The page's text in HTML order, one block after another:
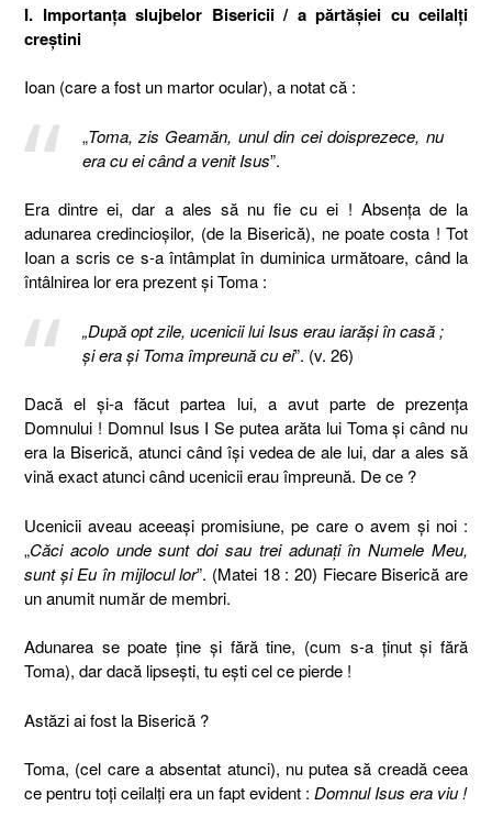
I. Importanţa slujbelor Bisericii / a părtăşiei cu ceilalţi
creştini
Ioan (care a fost un martor ocular), a notat că :
„Toma, zis Geamăn, unul din cei doisprezece, nu
era cu ei când a venit Isus”.
Era dintre ei, dar a ales să nu fie cu ei ! Absenţa de la
adunarea credincioşilor, (de la Biserică), ne poate costa ! Tot
Ioan a scris ce s-a întâmplat în duminica următoare, când la
întâlnirea lor era prezent şi Toma :
„După opt zile, ucenicii lui Isus erau iarăşi în casă ;
şi era şi Toma împreună cu ei”. (v. 26)
Dacă el şi-a făcut partea lui, a avut parte de prezenţa
Domnului ! Domnul Isus I Se putea arăta lui Toma şi când nu
era la Biserică, atunci când îşi vedea de ale lui, dar a ales să
vină exact atunci când ucenicii erau împreună. De ce ?
Ucenicii aveau aceeaşi promisiune, pe care o avem şi noi :
„Căci acolo unde sunt doi sau trei adunaţi în Numele Meu,
sunt şi Eu în mijlocul lor”. (Matei 18 : 20) Fiecare Biserică are
un anumit număr de membri.
Adunarea se poate ţine şi fără tine, (cum s-a ţinut şi fără
Toma), dar dacă lipseşti, tu eşti cel ce pierde !
Astăzi ai fost la Biserică ?
Toma, (cel care a absentat atunci), nu putea să creadă ceea
ce pentru toţi ceilalţi era un fapt evident : Domnul Isus era viu !